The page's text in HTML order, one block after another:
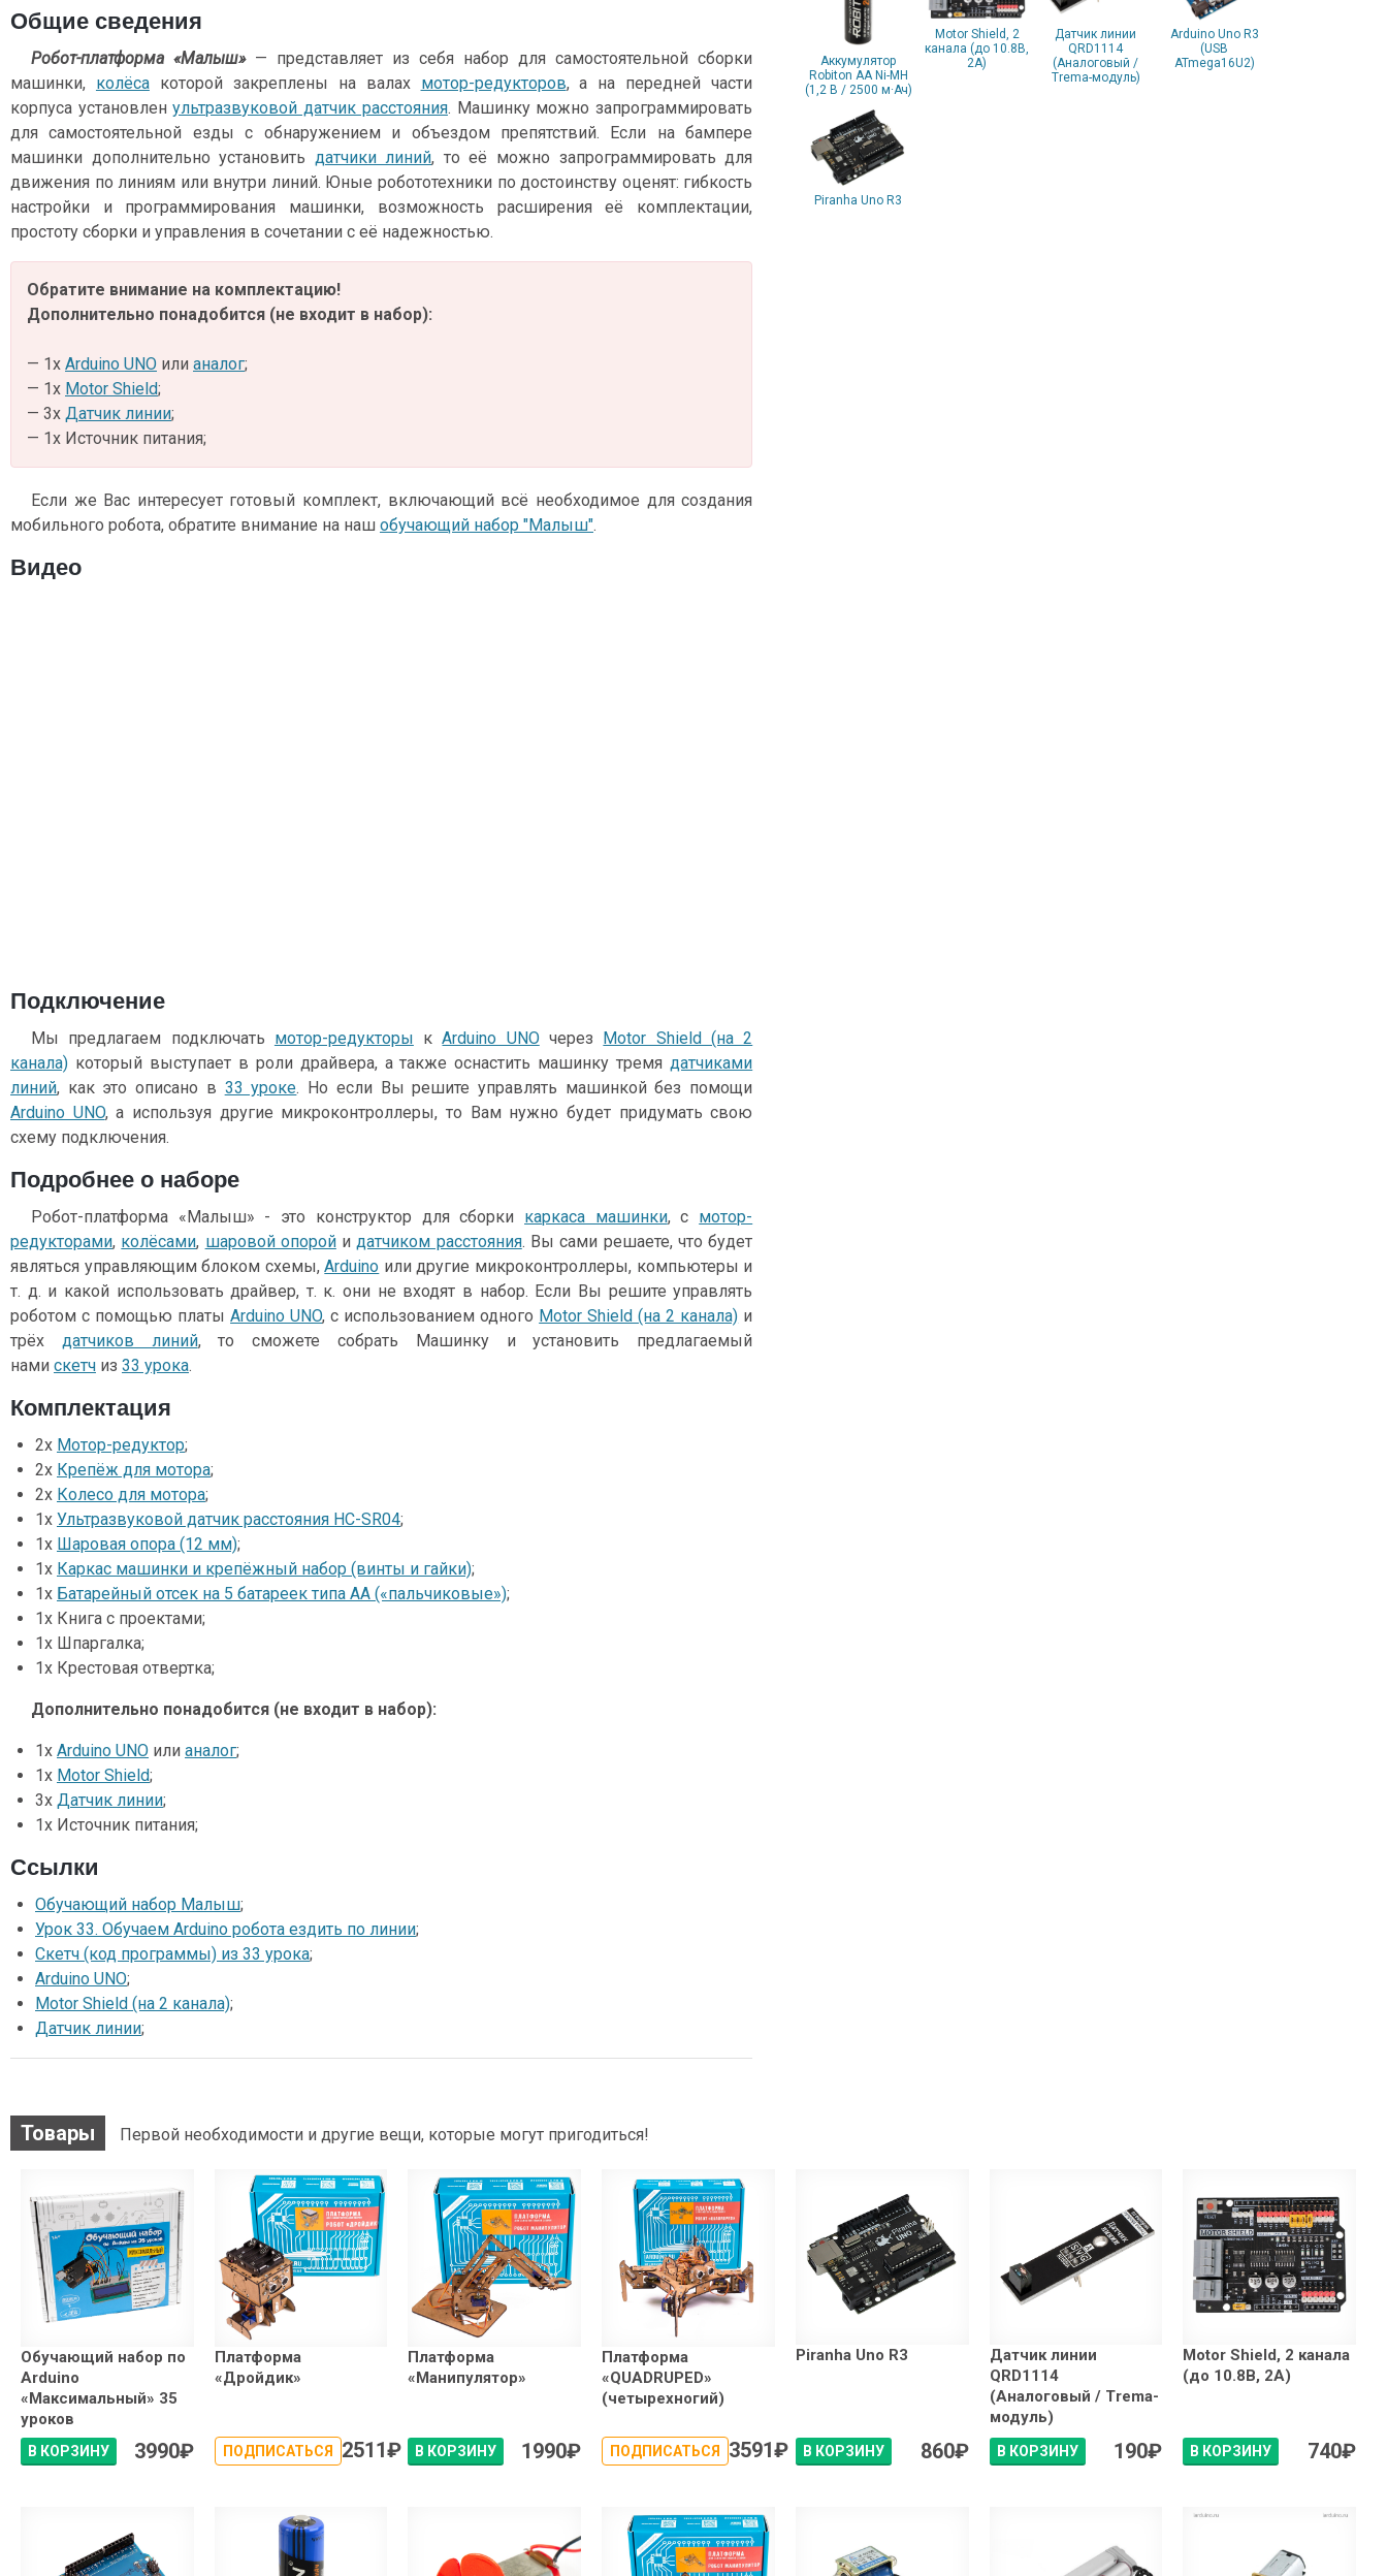
Аккумулятор
Robiton AA Ni-MH
(1,2 В / 2500 м·Ач)
Motor Shield, 2
канала (до 10.8В,
2А)
Датчик линии
QRD1114
(Аналоговый /
Trema-модуль)
Arduino Uno R3
(USB
ATmega16U2)
Piranha Uno R3
Общие сведения
Робот-платформа «Малыш»— представляет из себя набор для самостоятельной сборки
машинки, колёсакоторой закреплены на валах мотор-редукторов, а на передней части
корпуса установленультразвуковой датчик расстояния. Машинку можно запрограммировать
для самостоятельной езды с обнаружением и объездом препятствий. Если на бампере
машинки дополнительно установить датчики линий, то её можно запрограммировать для
движения по линиям или внутри линий. Юные робототехники по достоинству оценят: гибкость
настройки и программирования машинки, возможность расширения её комплектации,
простоту сборки и управления в сочетании с её надежностью.
Обратите внимание на комплектацию!
Дополнительно понадобится (не входит в набор):
— 1х Arduino UNO или аналог;
— 1х Motor Shield;
— 3х Датчик линии;
— 1х Источник питания;
Если же Вас интересует готовый комплект, включающий всё необходимое для создания
мобильного робота, обратите внимание на наш обучающий набор "Малыш".
Видео
Подключение
Мы предлагаем подключать мотор-редукторы кArduino UNOчерез
Motor Shield (на 2
канала) который выступает в роли драйвера, а также оснастить машинку тремядатчиками
линий, как это описано в 33 уроке. Но если Вы решите управлять машинкой без помощи
Arduino UNO, а используя другие микроконтроллеры, то Вам нужно будет придумать свою
схему подключения.
Подробнее о наборе
Робот-платформа «Малыш» - это конструктор для сборки каркаса машинки, с мотор-
редукторами, колёсами, шаровой опоройидатчиком расстояния. Вы сами решаете, что будет
являться управляющим блоком схемы,Arduino или другие микроконтроллеры, компьютеры и
т. д. и какой использовать драйвер, т. к. они не входят в набор. Если Вы решите управлять
роботом с помощью платыArduino UNO, с использованием одного Motor Shield (на 2 канала) и
трёх датчиков линий, то сможете собрать Машинку и установить предлагаемый
нами скетч из 33 урока.
Комплектация
2x Мотор-редуктор;
2x Крепёж для мотора;
2x Колесо для мотора;
1x Ультразвуковой датчик расстояния HC-SR04;
1x Шаровая опора (12 мм);
1x Каркас машинки и крепёжный набор (винты и гайки);
1x Батарейный отсек на 5 батареек типа AA («пальчиковые»);
1х Книга с проектами;
1х Шпаргалка;
1x Крестовая отвертка;
Дополнительно понадобится (не входит в набор):
1х Arduino UNO или аналог;
1х Motor Shield;
3х Датчик линии;
1х Источник питания;
Ссылки
Обучающий набор Малыш;
Урок 33. Обучаем Arduino робота ездить по линии;
Скетч (код программы) из 33 урока;
Arduino UNO;
Motor Shield (на 2 канала);
Датчик линии;
Товары Первой необходимости и другие вещи, которые могут пригодиться!
Обучающий набор по
Arduino
«Максимальный» 35
уроков
В КОРЗИНУ 3990₽
Платформа
«Дройдик»
ПОДПИСАТЬСЯ 2511₽
Платформа
«Манипулятор»
В КОРЗИНУ 1990₽
Платформа
«QUADRUPED»
(четырехногий)
ПОДПИСАТЬСЯ 3591₽
Piranha Uno R3
В КОРЗИНУ 860₽
Датчик линии
QRD1114
(Аналоговый / Trema-
модуль)
В КОРЗИНУ 190₽
Motor Shield, 2 канала
(до 10.8В, 2А)
В КОРЗИНУ 740₽